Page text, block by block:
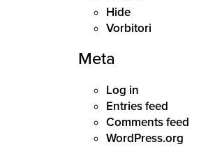
Hide
Vorbitori
Meta
Log in
Entries feed
Comments feed
WordPress.org